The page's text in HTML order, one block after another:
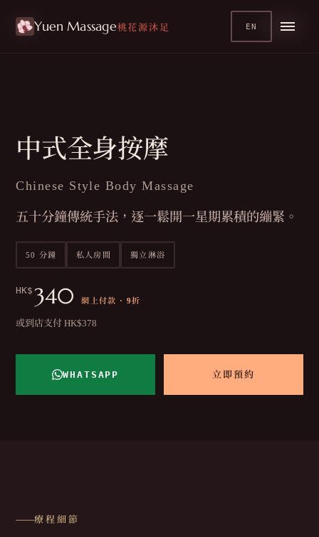
Yuen Massage桃花源沐足 EN
療程 / 身體療程
中式全身按摩
Chinese Style Body Massage
五十分鐘傳統手法，逐一鬆開一星期累積的繃緊。
50 分鐘 私人房間 獨立淋浴
HK$ 340 網上付款 · 9折
或到店支付 HK$378
WHATSAPP 立即預約
療程細節